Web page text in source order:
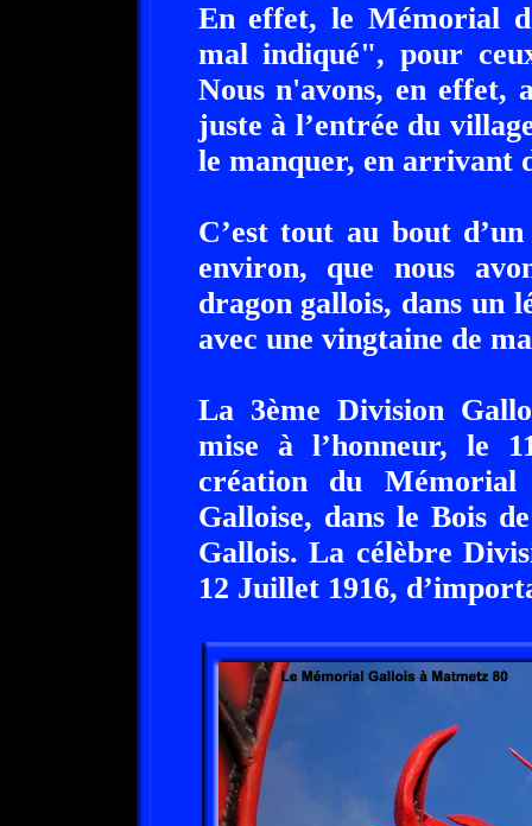
En effet, le Mémorial
mal indiqué", pour
Nous n'avons, en effet,
juste à l’entrée du
le manquer, en arrivant
C’est tout au bout
environ, que nous
dragon gallois, dans un
avec une vingtaine de
La 3ème Division
mise à l’honneur, le
création du
Galloise, dans le Bois
Gallois. La célèbre
12 Juillet 1916,